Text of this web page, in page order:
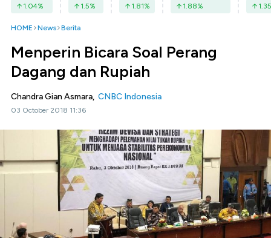
1.04% 1.5% 1.81% 1.88% 1.35
HOME News Berita
Menperin Bicara Soal Perang
Dagang dan Rupiah
Chandra Gian Asmara, CNBC Indonesia
03 October 2018 11:36